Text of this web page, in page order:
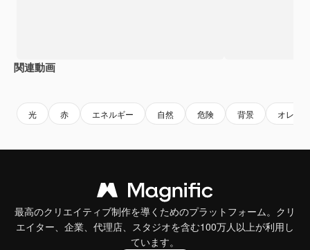
関連動画
光 赤 エネルギー 自然 危険 背景 オレンジ
最高のクリエイティブ制作を導くためのプラットフォーム。クリ
エイター、企業、代理店、スタジオを含む100万人以上が利用し
ています。